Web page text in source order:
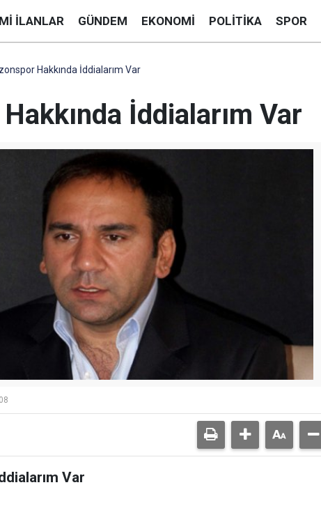
İLANLAR GÜNDEM EKONOMI POLITIKA SPOR
Hakkında İddialarım Var
İddialarım Var
Var